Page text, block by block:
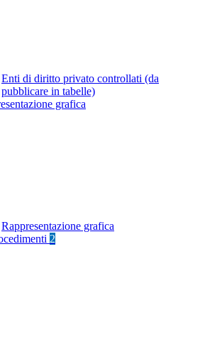
Enti di diritto privato controllati (da
pubblicare in tabelle)
grafica
Rappresentazione grafica
2